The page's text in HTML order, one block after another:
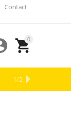
Contact
0

1/2